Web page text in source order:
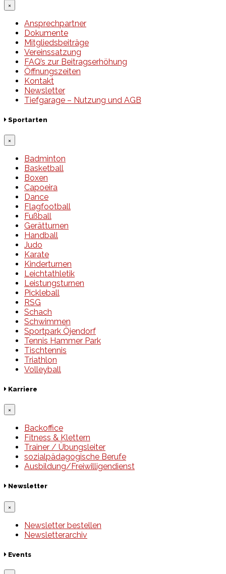
×
Ansprechpartner
Dokumente
Mitgliedsbeiträge
Vereinssatzung
FAQ’s zur Beitragserhöhung
Öffnungszeiten
Kontakt
Newsletter
Tiefgarage – Nutzung und AGB
Sportarten
×
Badminton
Basketball
Boxen
Capoeira
Dance
Flagfootball
Fußball
Gerätturnen
Handball
Judo
Karate
Kinderturnen
Leichtathletik
Leistungsturnen
Pickleball
RSG
Schach
Schwimmen
Sportpark Öjendorf
Tennis Hammer Park
Tischtennis
Triathlon
Volleyball
Karriere
×
Backoffice
Fitness & Klettern
Trainer / Übungsleiter
sozialpädagogische Berufe
Ausbildung/Freiwilligendienst
Newsletter
×
Newsletter bestellen
Newsletterarchiv
Events